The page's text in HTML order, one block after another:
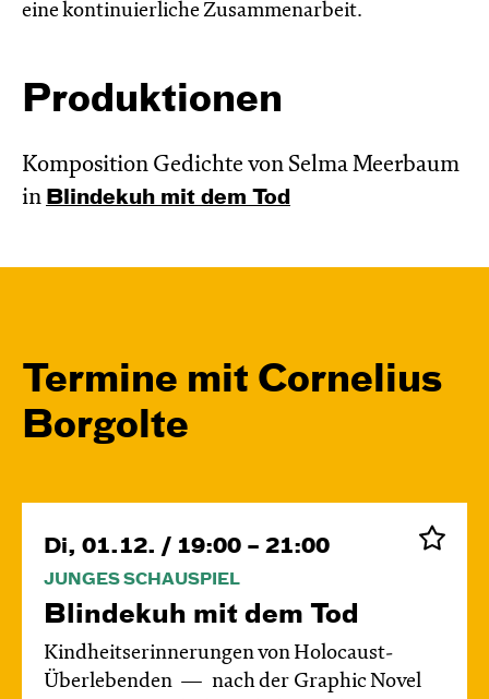
eine kontinuierliche Zusammenarbeit.
Produktionen
Komposition Gedichte von Selma Meerbaum
in Blinde­kuh mit dem Tod
Termine mit Cornelius
Borgolte
Di, 01.12. / 19:00 – 21:00
JUNGES SCHAUSPIEL
Blinde­kuh mit dem Tod
Kindheitserinnerungen von Holocaust-
Überlebenden
nach der Graphic Novel